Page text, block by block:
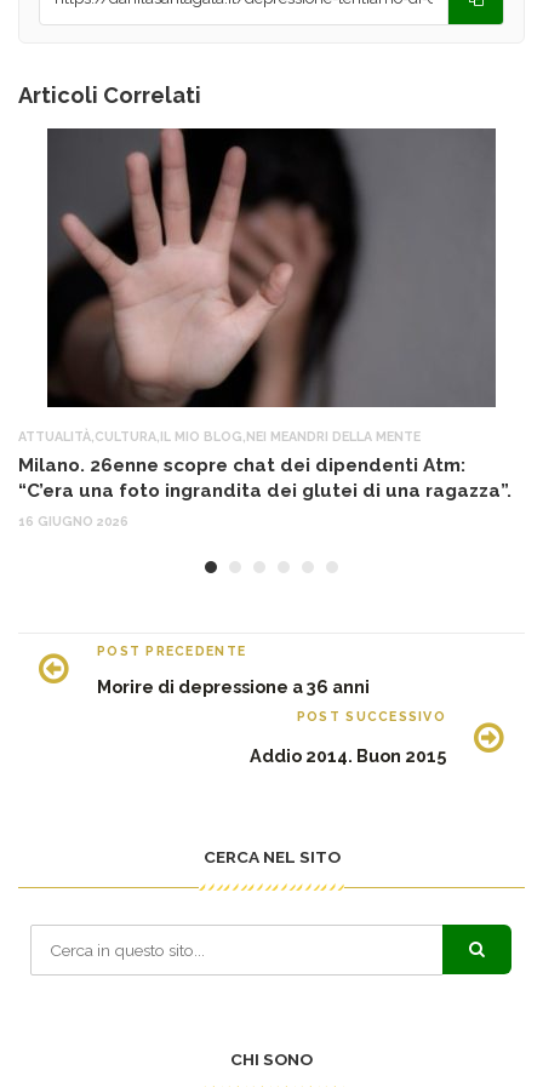
Articoli Correlati
ATTUALITÀ CULTURA IL MIO BLOG NEI MEANDRI DELLA MENTE
Milano. 26enne scopre chat dei dipendenti Atm:
“C’era una foto ingrandita dei glutei di una ragazza”.
16 GIUGNO 2026
POST PRECEDENTE
Morire di depressione a 36 anni
POST SUCCESSIVO
Addio 2014. Buon 2015
CERCA NEL SITO
CHI SONO